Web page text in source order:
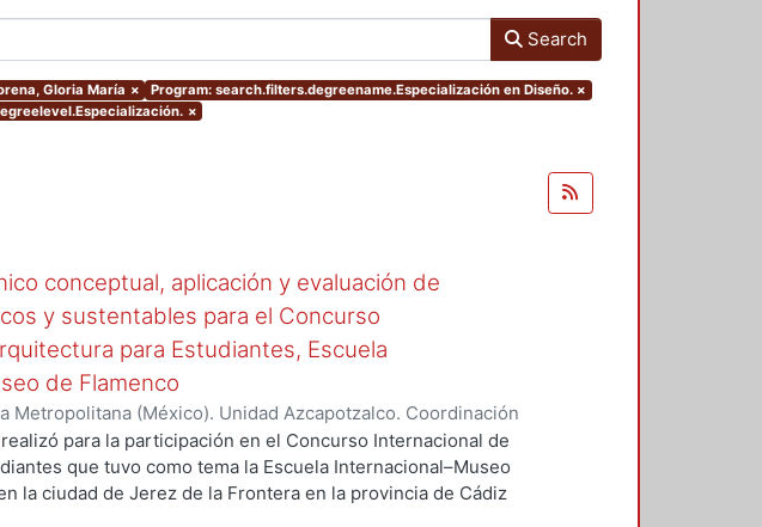
Search
Gloria María × Program: search.filters.degreename.Especialización en Diseño. ×
×
conceptual, aplicación y evaluación de
y sustentables para el Concurso
para Estudiantes, Escuela
de Flamenco
Metropolitana (México). Unidad Azcapotzalco. Coordinación
, 2011-07)Ando, Yoshiaki
para la participación en el Concurso Internacional de
que tuvo como tema la Escuela Internacional–Museo
la ciudad de Jerez de la Frontera en la provincia de Cádiz